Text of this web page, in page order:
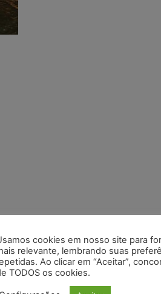
cookies em nosso site para
relevante, lembrando suas
Ao clicar em “Aceitar”,
TODOS os cookies.